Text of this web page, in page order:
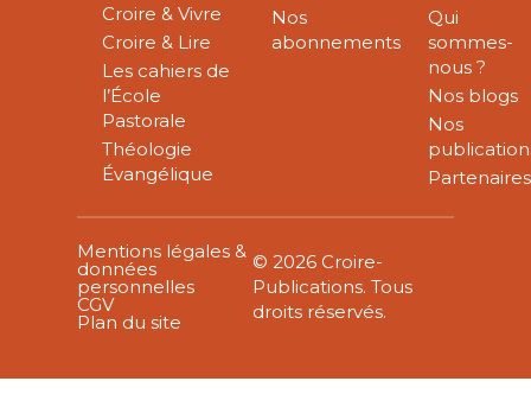
Croire & Vivre
Croire & Lire
Les cahiers de
l’École
Pastorale
Théologie
Évangélique
Nos
abonnements
Qui
sommes-
nous ?
Nos blogs
Nos
Partenaires
Mentions légales &
données
personnelles
CGV
Plan du site
© 2026 Croire-
Publications. Tous
droits réservés.